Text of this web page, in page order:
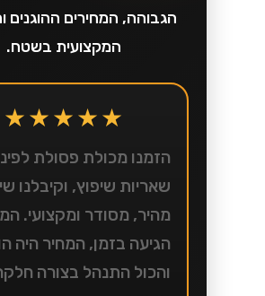
הגבוהה, המחירים ההוגנים
המקצועית בשטח.
★★★★★
הזמנו מכולת פסולת
שאריות שיפוץ, וקיבלנו
מהיר, מסודר ומקצועי.
הגיעה בזמן, המחיר היה
והכול התנהל בצורה